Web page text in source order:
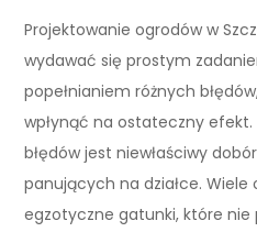
Projektowanie ogrodów w
wydawać się prostym
popełnianiem różnych
wpłynąć na ostateczny
błędów jest niewłaściwy
panujących na działce. Wiele
egzotyczne gatunki, które nie